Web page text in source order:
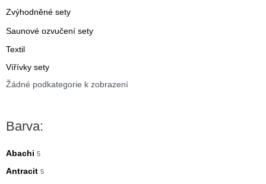
Zvýhodněné sety
Saunové ozvučení sety
Textil
Vířívky sety
Žádné podkategorie k zobrazení
Barva:
Abachi 5
Antracit 5